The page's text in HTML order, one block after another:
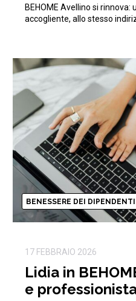
indirizzo di
BEHOME Avellino si
accogliente, allo stesso
BENESSERE DEI
17 FEBBRAIO 2026
Lidia in
e